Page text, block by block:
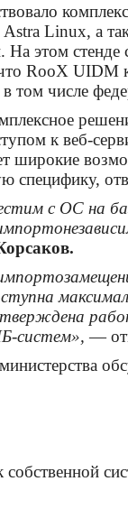
Linux, а
этом стенде
RooX UIDM
том числе
к веб-
широкие
с ОС на
систем»,—